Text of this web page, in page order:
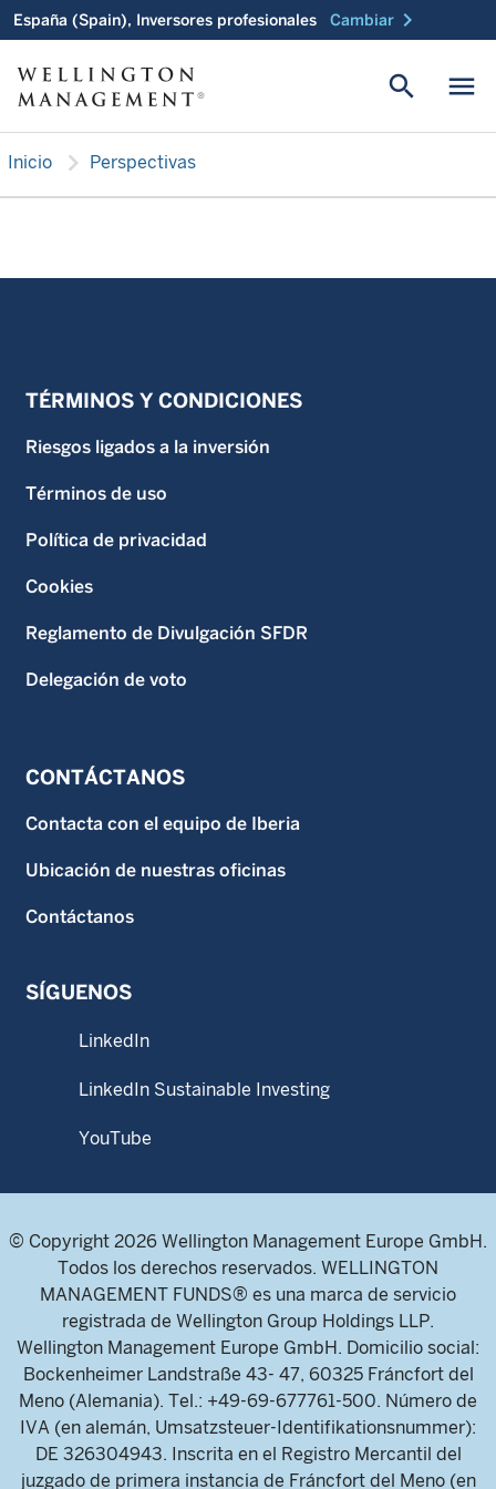
España (Spain), Inversores profesionales Cambiar chevron_right
menu
search
Inicio chevron_right Perspectivas
TÉRMINOS Y CONDICIONES
Riesgos ligados a la inversión
Términos de uso
Política de privacidad
Cookies
Reglamento de Divulgación SFDR
Delegación de voto
CONTÁCTANOS
Contacta con el equipo de Iberia
Ubicación de nuestras oficinas
Contáctanos
SÍGUENOS
LinkedIn
LinkedIn Sustainable Investing
YouTube
© Copyright 2026 Wellington Management Europe GmbH.
Todos los derechos reservados. WELLINGTON
MANAGEMENT FUNDS® es una marca de servicio
registrada de Wellington Group Holdings LLP.
Wellington Management Europe GmbH. Domicilio social:
Bockenheimer Landstraße 43- 47, 60325 Fráncfort del
Meno (Alemania). Tel.: +49-69-677761-500. Número de
IVA (en alemán, Umsatzsteuer-Identifikationsnummer):
DE 326304943. Inscrita en el Registro Mercantil del
juzgado de primera instancia de Fráncfort del Meno (en